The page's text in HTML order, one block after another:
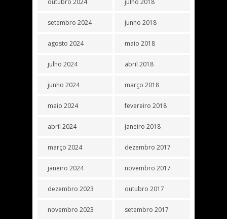
outubro 2024
setembro 2024
agosto 2024
julho 2024
junho 2024
maio 2024
abril 2024
março 2024
janeiro 2024
dezembro 2023
novembro 2023
julho 2018
junho 2018
maio 2018
abril 2018
março 2018
fevereiro 2018
janeiro 2018
dezembro 2017
novembro 2017
outubro 2017
setembro 2017